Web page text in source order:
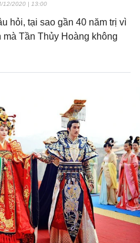
12/2020 | 13:00
hỏi, tại sao gần 40 năm trị vì
Tần Thủy Hoàng không